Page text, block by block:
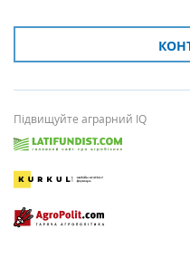
Підвищуйте аграрний IQ